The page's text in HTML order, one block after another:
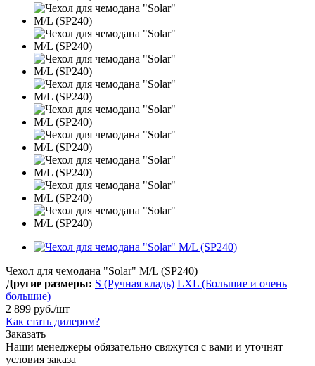
Чехол для чемодана "Solar" M/L (SP240)
Другие размеры: S (Ручная кладь) LXL (Большие и очень
большие)
2 899 руб./шт
Как стать дилером?
Заказать
Наши менеджеры обязательно свяжутся с вами и уточнят
условия заказа